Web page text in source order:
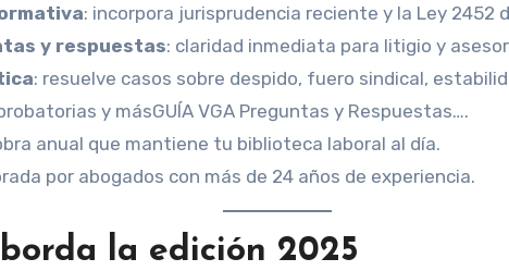
: incorpora jurisprudencia reciente y la Ley 2452
y respuestas: claridad inmediata para litigio y
: resuelve casos sobre despido, fuero sindical,
y másGUÍA VGA Preguntas y Respuestas….
anual que mantiene tu biblioteca laboral al día.
por abogados con más de 24 años de experiencia.
la edición 2025